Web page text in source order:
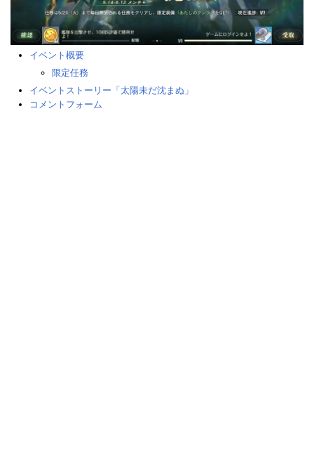
イベント概要
限定任務
イベントストーリー「太陽未だ沈まぬ」
コメントフォーム